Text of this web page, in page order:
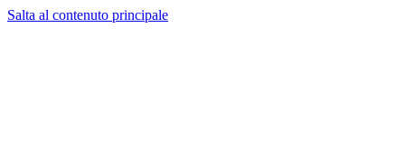
Salta al contenuto principale